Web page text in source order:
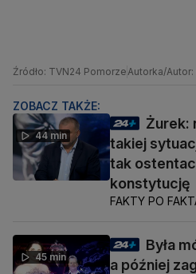
Źródło: TVN24 Pomorze Autorka/
ZOBACZ TAKŻE:
44 min
Żurek:
takiej
tak
konstytucję
FAKTY PO
45 min
Była
a później